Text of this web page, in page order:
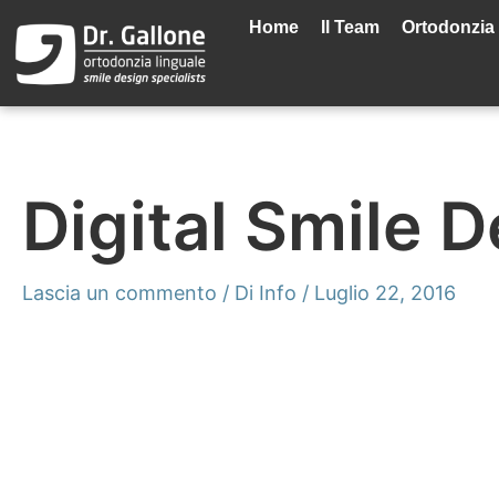
contenuto
Home Il Team
Digital Smile
Lascia un commento / Di Info / Luglio 22, 2016